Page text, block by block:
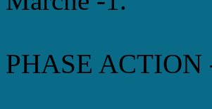
PHASE ACTION